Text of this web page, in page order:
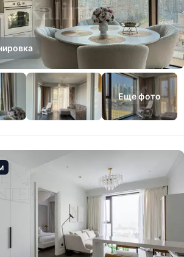
Еще фото